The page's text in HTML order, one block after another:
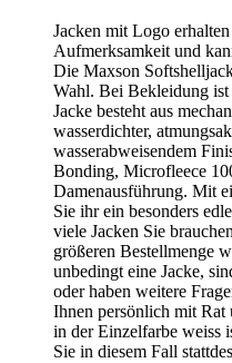
Jacken mit Logo
Aufmerksamkeit und
Die Maxson
Wahl. Bei Bekleidung ist
Jacke besteht aus
wasserdichter,
wasserabweisendem
Bonding, Microfleece
Damenausführung. Mit
Sie ihr ein besonders
viele Jacken Sie
größeren Bestellmenge
unbedingt eine Jacke,
oder haben weitere
Ihnen persönlich mit
in der Einzelfarbe weiss
Sie in diesem Fall